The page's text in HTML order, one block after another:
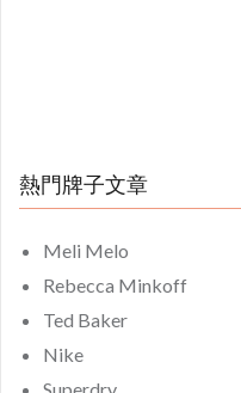
熱門牌子文章
Meli Melo
Rebecca Minkoff
Ted Baker
Nike